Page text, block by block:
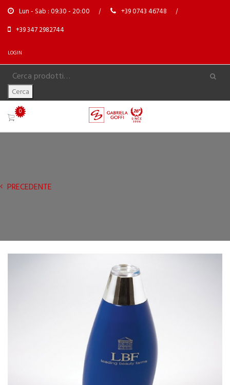
Lun - Sab : 09:30 - 20:00
+39 0743 46748
+39 347 2982744
LOGIN
Cerca
0
PRECEDENTE